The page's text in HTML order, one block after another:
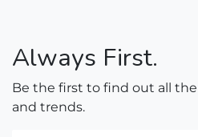
Always First.
Be the first to find out all
and trends.